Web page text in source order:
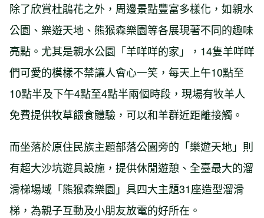
除了欣賞杜鵑花之外，周邊景點豐富多樣化，如親水
公園、樂遊天地、熊猴森樂園等各展現著不同的趣味
亮點。尤其是親水公園「羊咩咩的家」，14隻羊咩咩
們可愛的模樣不禁讓人會心一笑，每天上午10點至
10點半及下午4點至4點半兩個時段，現場有牧羊人
免費提供牧草餵食體驗，可以和羊群近距離接觸。
而坐落於原住民族主題部落公園旁的「樂遊天地」則
有超大沙坑遊具設施，提供休閒遊憩、全臺最大的溜
滑梯場域「熊猴森樂園」具四大主題31座造型溜滑
梯，為親子互動及小朋友放電的好所在。